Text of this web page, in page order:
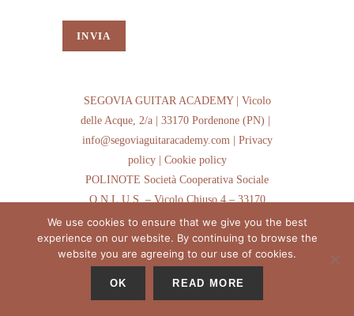
SEGOVIA GUITAR ACADEMY | Vicolo
delle Acque, 2/a | 33170 Pordenone (PN) |
info@segoviaguitaracademy.com | Privacy
policy| Cookie policy
POLINOTE Società Cooperativa Sociale
O.N.L.U.S. – Vicolo Chiuso 4 – 33170
Pordenone – Tel/Fax +39 0434 520754
C.F. e P.IVA 01743120931 – Importo del
capitale sociale versato: 3.900 euro – Numero
REA: PN – 101009
We use cookies to ensure that we give you the best
experience on our website. By continuing to browse the
website you are agreeing to our use of cookies.
OK READ MORE